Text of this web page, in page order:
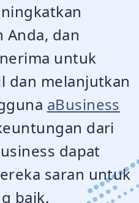
Anda, dan
untuk
dan melanjutkan
aBusiness
dari
dapat
saran untuk
baik.